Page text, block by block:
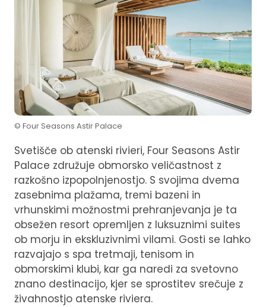
© Four Seasons Astir Palace
Svetišče ob atenski rivieri, Four Seasons Astir
Palace združuje obmorsko veličastnost z
razkošno izpopolnjenostjo. S svojima dvema
zasebnima plažama, tremi bazeni in
vrhunskimi možnostmi prehranjevanja je ta
obsežen resort opremljen z luksuznimi suites
ob morju in ekskluzivnimi vilami. Gosti se lahko
razvajajo s spa tretmaji, tenisom in
obmorskimi klubi, kar ga naredi za svetovno
znano destinacijo, kjer se sprostitev srečuje z
živahnostjo atenske riviera.